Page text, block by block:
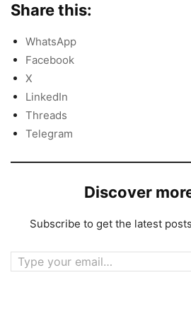
Share this:
WhatsApp
Facebook
X
LinkedIn
Threads
Telegram
Discover
Subscribe to get the latest
Type your email…